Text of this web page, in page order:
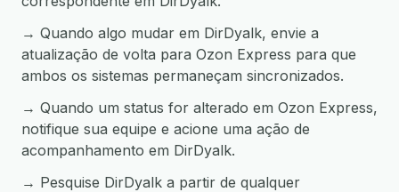
→ Quando algo mudar em DirDyalk, envie a
atualização de volta para Ozon Express para que
ambos os sistemas permaneçam sincronizados.
→ Quando um status for alterado em Ozon Express,
notifique sua equipe e acione uma ação de
acompanhamento em DirDyalk.
→ Pesquise DirDyalk a partir de qualquer